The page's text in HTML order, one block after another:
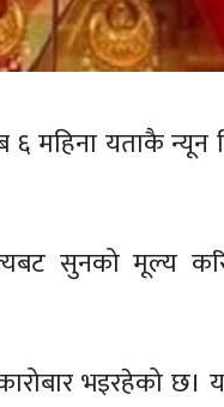
६ महिना यताकै न्यून
सुनको मूल्य
भइरहेको छ।